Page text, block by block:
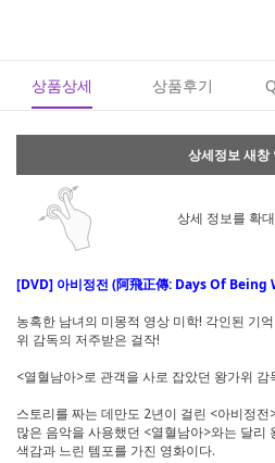
상품상세 상품후기
상세정보 새창
상세 정보를 확
[DVD] 아비정전 (阿飛正傳: Days Of Being
농혹한 남녀의 미몽적 영상 미학! 각인된 기
위 감독의 저주받은 걸작!
<열혈남아>로 관객을 사로 잡았던 왕가위 감
스토리를 짜는 데만도 2년이 걸린 <아비정
많은 음악을 사용했던 <열혈남아>와는 달리
색감과 느린 템포를 가진 영화이다.